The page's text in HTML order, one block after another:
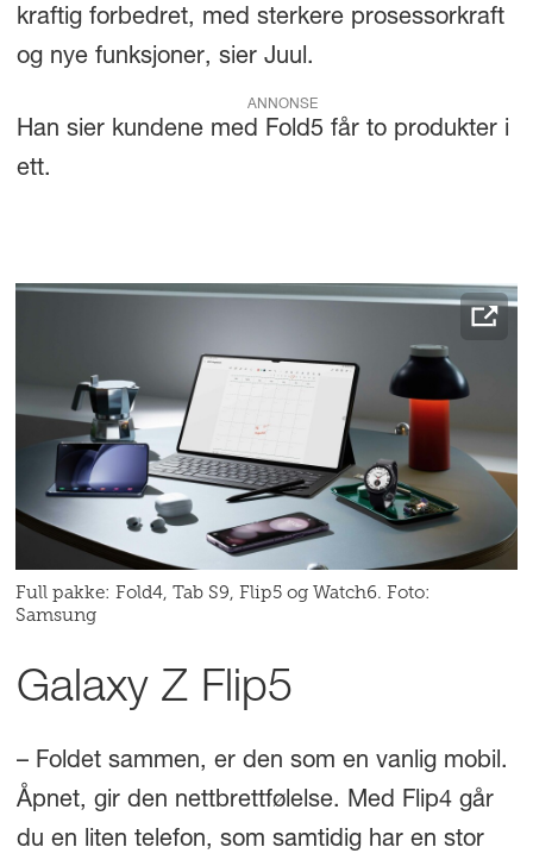
kraftig forbedret, med sterkere prosessorkraft
og nye funksjoner, sier Juul.
ANNONSE
Han sier kundene med Fold5 får to produkter i
ett.
Full pakke: Fold4, Tab S9, Flip5 og Watch6. Foto:
Samsung
Galaxy Z Flip5
– Foldet sammen, er den som en vanlig mobil.
Åpnet, gir den nettbrettfølelse. Med Flip4 går
du en liten telefon, som samtidig har en stor